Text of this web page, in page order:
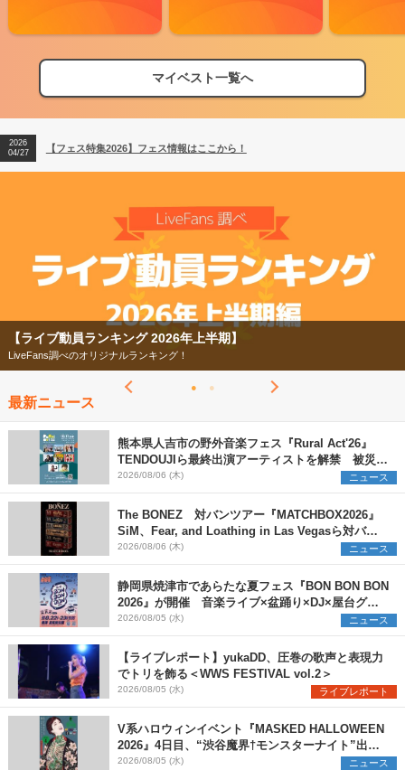
マイベスト一覧へ
【フェス特集2026】フェス情報はここから！
【ライブ動員ランキング】2026年上半期編発表！
2026
04/27
【フェス特集2026】フェス情報はここから！
2026
【ライブ動員ランキング 2026年上半期】
LiveFans調べのオリジナルランキング！
最新ニュース
熊本県人吉市の野外音楽フェス『Rural Act'26』
TENDOUJIら最終出演アーティストを解禁 被災地
支援プロジェクトの始動も発表
2026/08/06 (木) ニュース
The BONEZ 対バンツアー『MATCHBOX2026』
SiM、Fear, and Loathing in Las Vegasら対バン
アーティストを一斉解禁
2026/08/06 (木) ニュース
静岡県焼津市であらたな夏フェス『BON BON BON
2026』が開催 音楽ライブ×盆踊り×DJ×屋台グル
メ×ランタンナイトで彩る2日間
2026/08/05 (水) ニュース
【ライブレポート】yukaDD、圧巻の歌声と表現力
でトリを飾る＜WWS FESTIVAL vol.2＞
2026/08/05 (水) ライブレポート
V系ハロウィンイベント『MASKED HALLOWEEN
2026』4日目、“渋谷魔界†モンスターナイト”出演6
組を発表
2026/08/05 (水) ニュース